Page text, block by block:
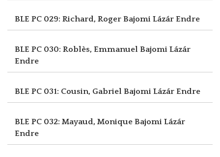
BLE PC 029: Richard, Roger Bajomi Lázár Endre
BLE PC 030: Roblès, Emmanuel Bajomi Lázár
Endre
BLE PC 031: Cousin, Gabriel Bajomi Lázár Endre
BLE PC 032: Mayaud, Monique Bajomi Lázár
Endre